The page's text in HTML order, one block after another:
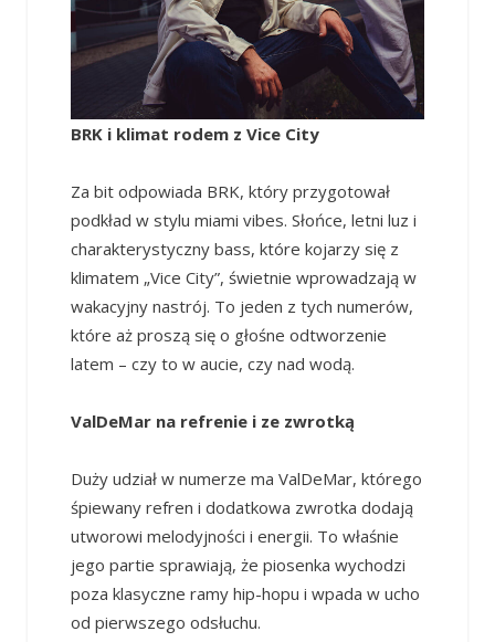
BRK i klimat rodem z Vice City
Za bit odpowiada BRK, który przygotował
podkład w stylu miami vibes. Słońce, letni luz i
charakterystyczny bass, które kojarzy się z
klimatem „Vice City”, świetnie wprowadzają w
wakacyjny nastrój. To jeden z tych numerów,
które aż proszą się o głośne odtworzenie
latem – czy to w aucie, czy nad wodą.
ValDeMar na refrenie i ze zwrotką
Duży udział w numerze ma ValDeMar, którego
śpiewany refren i dodatkowa zwrotka dodają
utworowi melodyjności i energii. To właśnie
jego partie sprawiają, że piosenka wychodzi
poza klasyczne ramy hip-hopu i wpada w ucho
od pierwszego odsłuchu.